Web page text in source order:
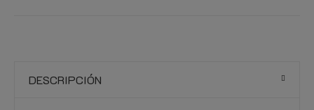
DESCRIPCIÓN